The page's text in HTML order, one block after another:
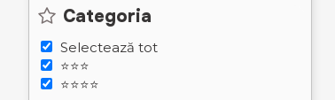
Categoria
Selectează tot
⭐⭐⭐
⭐⭐⭐⭐